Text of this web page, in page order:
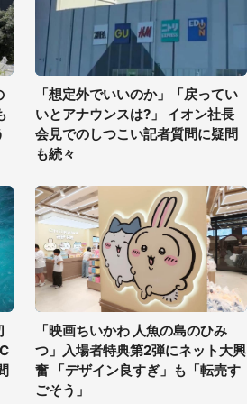
「想定外でいいのか」「戻ってい
いとアナウンスは?」 イオン社長
会見でのしつこい記者質問に疑問
も続々
「映画ちいかわ 人魚の島のひみ
つ」入場者特典第2弾にネット大興
奮 「デザイン良すぎ」も「転売す
ごそう」